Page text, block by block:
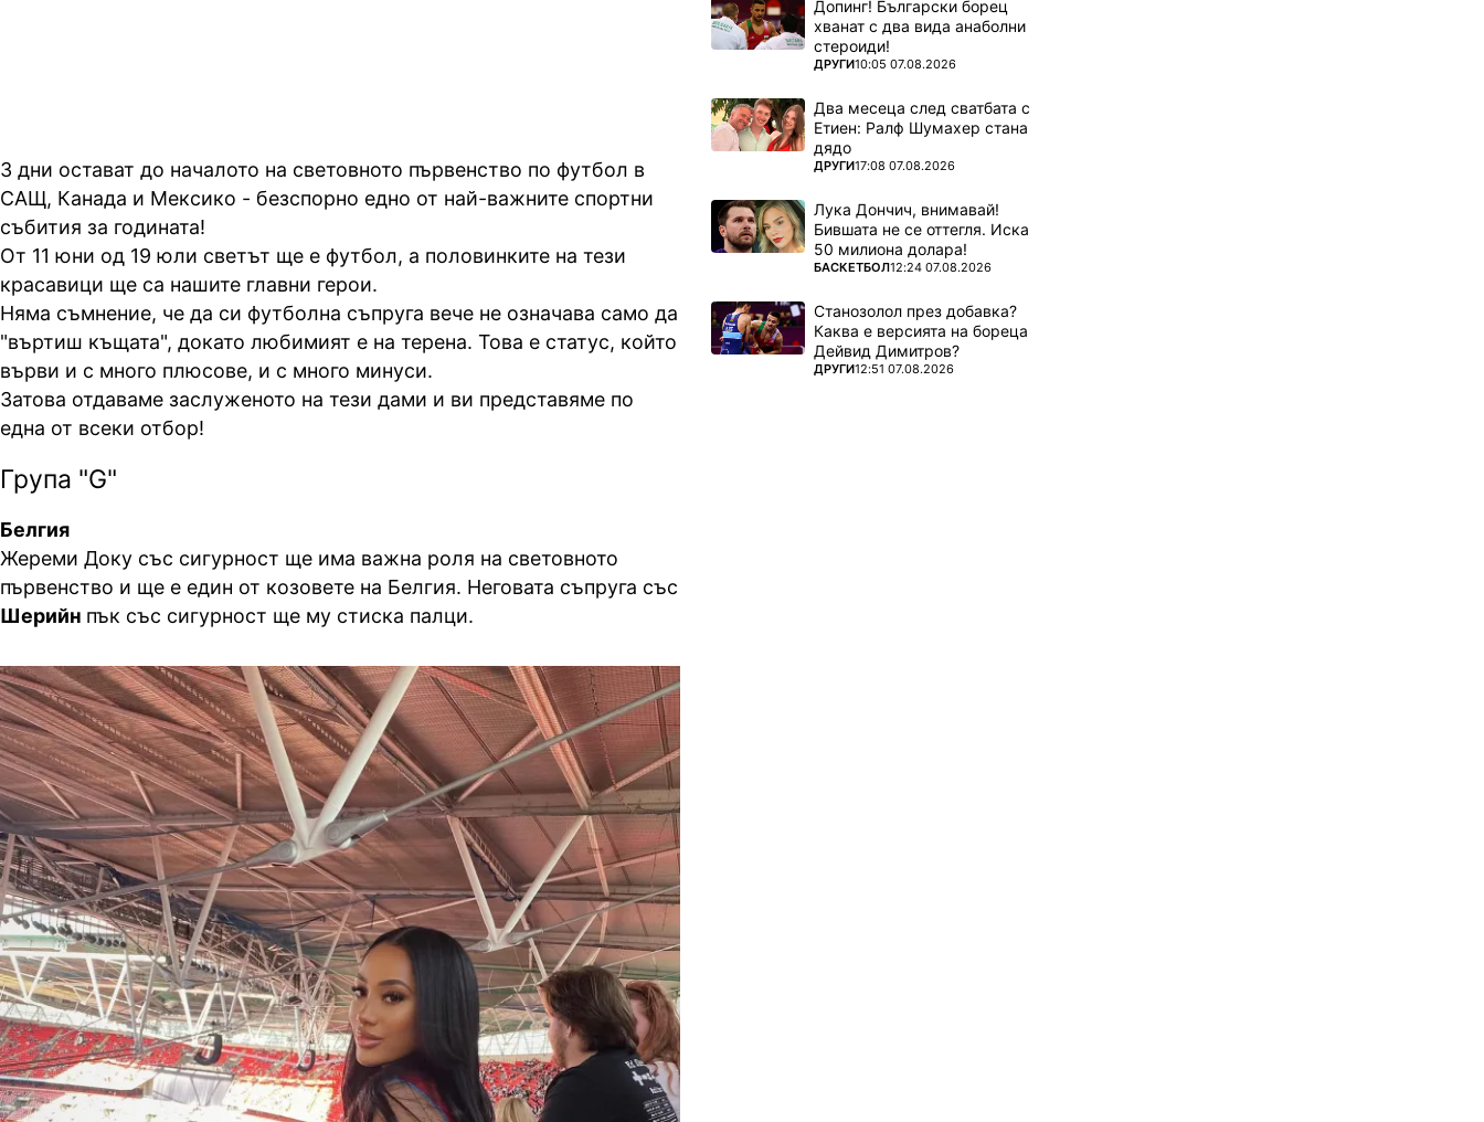
3 дни остават до началото на световното първенство по футбол в
САЩ, Канада и Мексико - безспорно едно от най-важните спортни
събития за годината!
От 11 юни од 19 юли светът ще е футбол, а половинките на тези
красавици ще са нашите главни герои.
Няма съмнение, че да си футболна съпруга вече не означава само да
"въртиш къщата", докато любимият е на терена. Това е статус, който
върви и с много плюсове, и с много минуси.
Затова отдаваме заслуженото на тези дами и ви представяме по
една от всеки отбор!
Група "G"
Белгия
Жереми Доку със сигурност ще има важна роля на световното
първенство и ще е един от козовете на Белгия. Неговата съпруга със
Шерийн пък със сигурност ще му стиска палци.
Допинг! Български борец
хванат с два вида анаболни
стероиди!
ПОВЕЧЕ ОТ
ДРУГИ10:05 07.08.2026
Два месеца след сватбата с
Етиен: Ралф Шумахер стана
дядо
ПОВЕЧЕ ОТ
ДРУГИ17:08 07.08.2026
Лука Дончич, внимавай!
Бившата не се оттегля. Иска
50 милиона долара!
ПОВЕЧЕ ОТ
БАСКЕТБОЛ12:24 07.08.2026
Станозолол през добавка?
Каква е версията на бореца
Дейвид Димитров?
ПОВЕЧЕ ОТ
ДРУГИ12:51 07.08.2026